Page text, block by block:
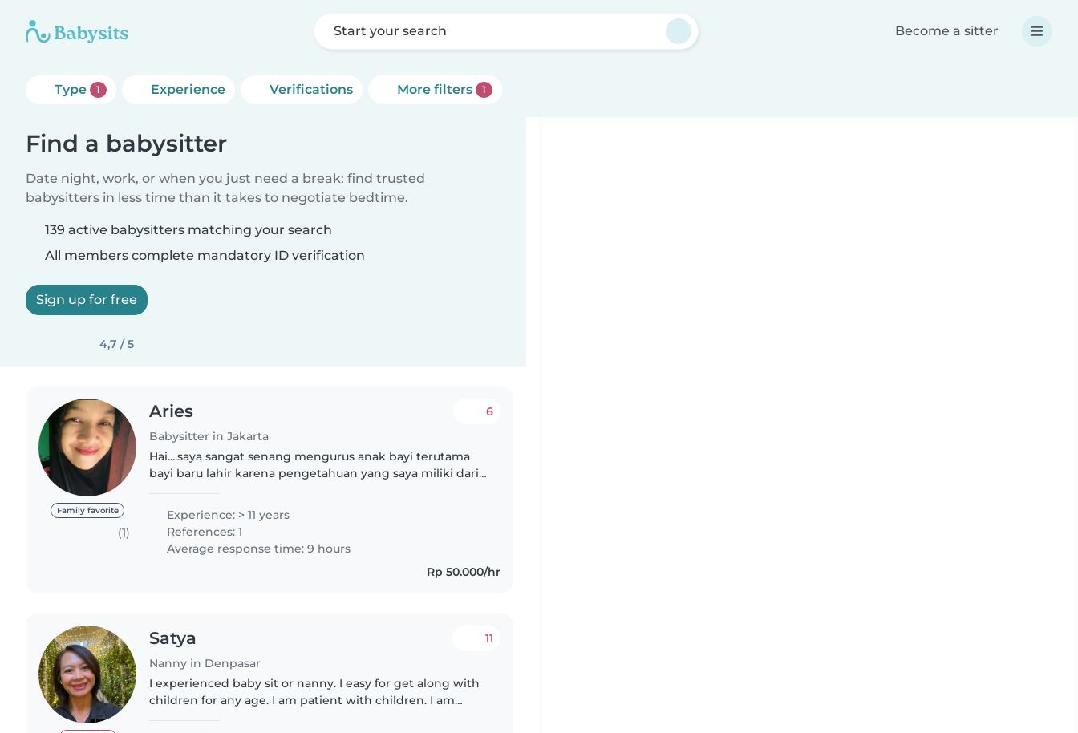
Start your search Become a sitter
Type 1 Experience Verifications More filters 1
Find a babysitter
Date night, work, or when you just need a break: find trusted
babysitters in less time than it takes to negotiate bedtime.
139 active babysitters matching your search
All members complete mandatory ID verification
Sign up for free
4,7 / 5
Family favorite
(1)
Aries
Babysitter in Jakarta
6
Hai....saya sangat senang mengurus anak bayi terutama
bayi baru lahir karena pengetahuan yang saya miliki dari
anak yang sudah..
Experience: > 11 years
References: 1
Average response time: 9 hours
Rp 50.000/hr
Satya
Nanny in Denpasar
11
I experienced baby sit or nanny. I easy for get along with
children for any age. I am patient with children. I am